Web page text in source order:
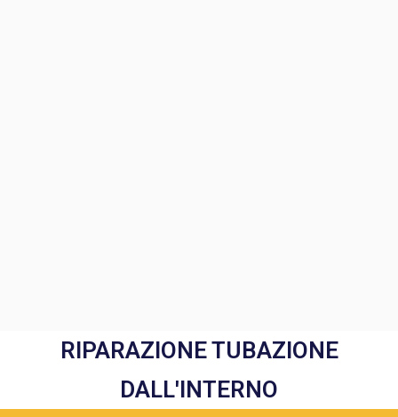
RIPARAZIONE TUBAZIONE
DALL'INTERNO